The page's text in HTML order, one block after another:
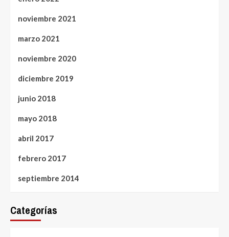
noviembre 2021
marzo 2021
noviembre 2020
diciembre 2019
junio 2018
mayo 2018
abril 2017
febrero 2017
septiembre 2014
Categorías